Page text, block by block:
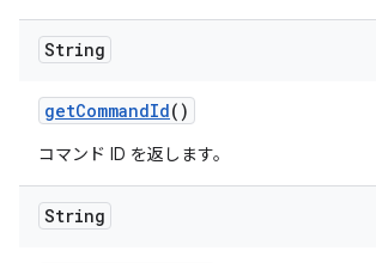
String
getCommandId()
コマンド ID を返します。
String